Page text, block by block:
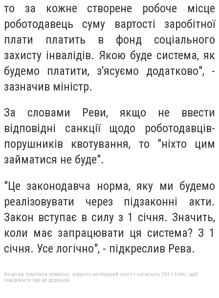
то за кожне створене робоче місце
роботодавець суму вартості заробітної
плати платить в фонд соціального
захисту інвалідів. Якою буде система, як
будемо платити, з'ясуємо додатково", -
зазначив міністр.
За словами Реви, якщо не ввести
відповідні санкції щодо роботодавців-
порушників квотування, то "ніхто цим
займатися не буде".
"Це законодавча норма, яку ми будемо
реалізовувати через підзаконні акти.
Закон вступає в силу з 1 січня. Значить,
коли має запрацювати ця система? З 1
січня. Усе логічно", - підкреслив Рева.
Якщо ви помітили помилку, виділіть необхідний текст і натисніть Ctrl + Enter, щоб
повідомити про це редакцію